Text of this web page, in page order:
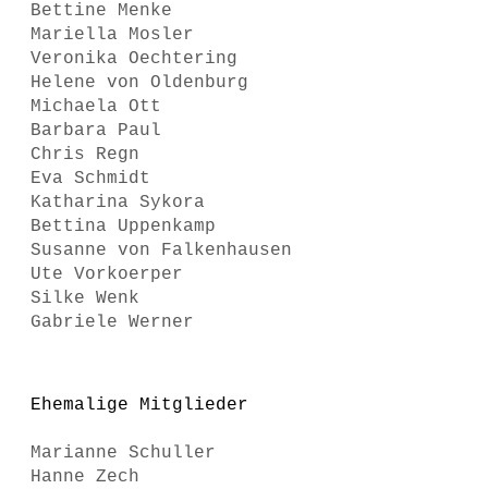
Bettine Menke
Mariella Mosler
Veronika Oechtering
Helene von Oldenburg
Michaela Ott
Barbara Paul
Chris Regn
Eva Schmidt
Katharina Sykora
Bettina Uppenkamp
Susanne von Falkenhausen
Ute Vorkoerper
Silke Wenk
Gabriele Werner
Ehemalige Mitglieder
Marianne Schuller
Hanne Zech